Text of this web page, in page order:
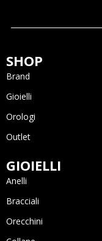
SHOP
Brand
Gioielli
Orologi
Outlet
GIOIELLI
Anelli
Bracciali
Orecchini